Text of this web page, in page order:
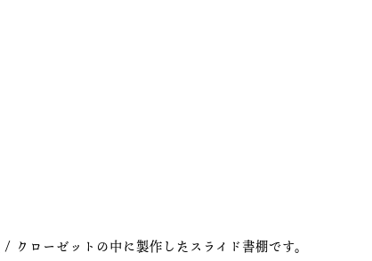
/ クローゼットの中に製作したスライド書棚です。